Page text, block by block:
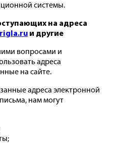
системы.
на адреса
и другие
вопросами и
адреса
на сайте.
адреса электронной
нам могут